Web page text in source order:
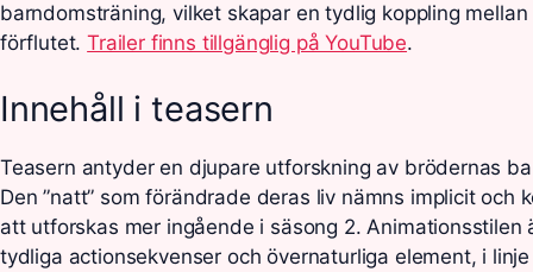
barndomsträning, vilket skapar en tydlig koppling
förflutet.Trailer finns tillgänglig på YouTube.
Innehåll i teasern
Teasern antyder en djupare utforskning av brödernas
Den ”natt” som förändrade deras liv nämns implicit och
att utforskas mer ingående i säsong 2. Animationsstilen
tydliga actionsekvenser och övernaturliga element, i